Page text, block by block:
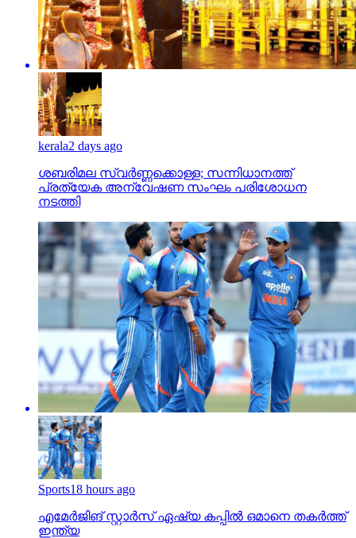
kerala2 days ago
ശബരിമല സ്വര്‍ണ്ണക്കൊള്ള; സന്നിധാനത്ത്
പ്രത്യേക അന്വേഷണ സംഘം പരിശോധന
നടത്തി
Sports18 hours ago
എമേര്‍ജിങ് സ്റ്റാര്‍സ് ഏഷ്യ കപ്പില്‍ ഒമാനെ തകര്‍ത്ത്
ഇന്ത്യ